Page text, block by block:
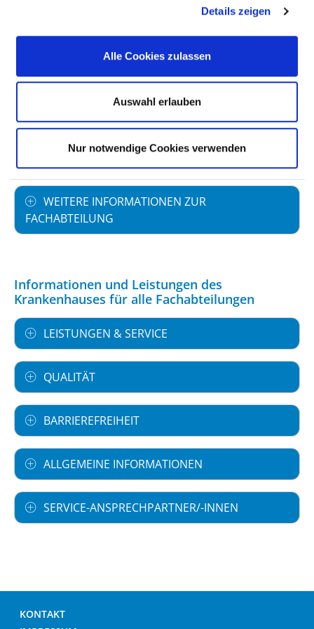
Details zeigen
Alle Cookies zulassen
Auswahl erlauben
Nur notwendige Cookies verwenden
FACHEXPERTISE UND WEITERBILDUNG
MEDIZINISCHES LEISTUNGSANGEBOT MIT
WEITERE INFORMATIONEN ZUR
FACHABTEILUNG
Informationen und Leistungen des
Krankenhauses für alle Fachabteilungen
LEISTUNGEN & SERVICE
QUALITÄT
BARRIEREFREIHEIT
ALLGEMEINE INFORMATIONEN
SERVICE-ANSPRECHPARTNER/-INNEN
KONTAKT